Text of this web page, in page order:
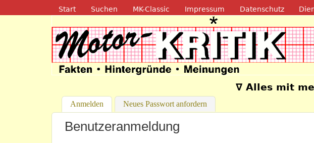
Navigation
Start Suchen MK-Classic Impressum Datenschutz
Motor-Kritik.de∇ Alles mit
Anmelden (aktiver Reiter)
Neues Passwort anfordern
Benutzeranmeldung